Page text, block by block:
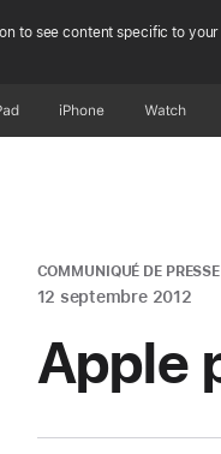
to see content specific to
iPhone Watch
COMMUNIQUÉ DE PRESSE
12 septembre 2012
Apple